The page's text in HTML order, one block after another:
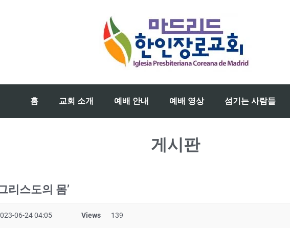
홈 교회 소개 예배 안내 예배 영상 섬기는 사람들
게시판
리스도의 몸’
06-24 04:05 Views 139